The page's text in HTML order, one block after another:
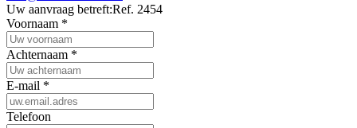
Uw aanvraag betreft:Ref. 2454
Voornaam *
Achternaam *
E-mail *
Telefoon